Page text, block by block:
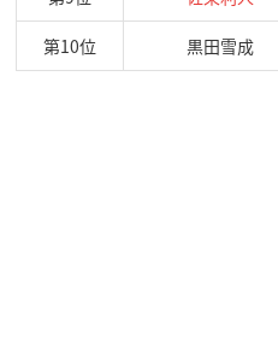
第10位 黒田雪成